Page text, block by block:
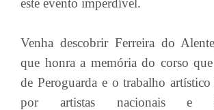
este evento imperdível.
Venha descobrir Ferreira do
que honra a memória do corso
de Peroguarda e o trabalho
por artistas nacionais e